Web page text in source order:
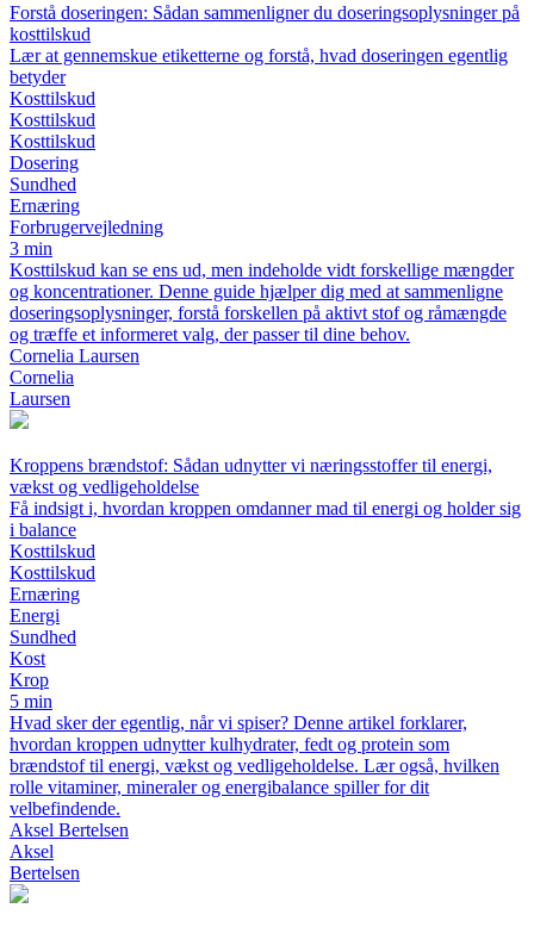
Forstå doseringen: Sådan sammenligner du doseringsoplysninger på
kosttilskud
Lær at gennemskue etiketterne og forstå, hvad doseringen egentlig
betyder
Kosttilskud
Kosttilskud
Kosttilskud
Dosering
Sundhed
Ernæring
Forbrugervejledning
3 min
Kosttilskud kan se ens ud, men indeholde vidt forskellige mængder
og koncentrationer. Denne guide hjælper dig med at sammenligne
doseringsoplysninger, forstå forskellen på aktivt stof og råmængde
og træffe et informeret valg, der passer til dine behov.
Cornelia Laursen
Cornelia
Laursen
Kroppens brændstof: Sådan udnytter vi næringsstoffer til energi,
vækst og vedligeholdelse
Få indsigt i, hvordan kroppen omdanner mad til energi og holder sig
i balance
Kosttilskud
Kosttilskud
Ernæring
Energi
Sundhed
Kost
Krop
5 min
Hvad sker der egentlig, når vi spiser? Denne artikel forklarer,
hvordan kroppen udnytter kulhydrater, fedt og protein som
brændstof til energi, vækst og vedligeholdelse. Lær også, hvilken
rolle vitaminer, mineraler og energibalance spiller for dit
velbefindende.
Aksel Bertelsen
Aksel
Bertelsen